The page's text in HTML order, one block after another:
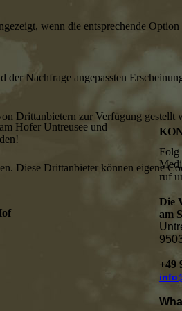
Hofer Untreusee und
Folg
ruf
Die
am
+49
wenn die entsprechende
Nachfrage angepassten
Drittanbietern zur Verfügung gestellt
Diese Drittanbieter können eigene